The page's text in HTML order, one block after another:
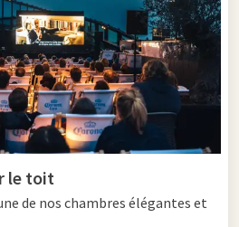
La Malédiction du Black
rang
(banc pour 2 personnes):
le toit
de nos chambres élégantes et